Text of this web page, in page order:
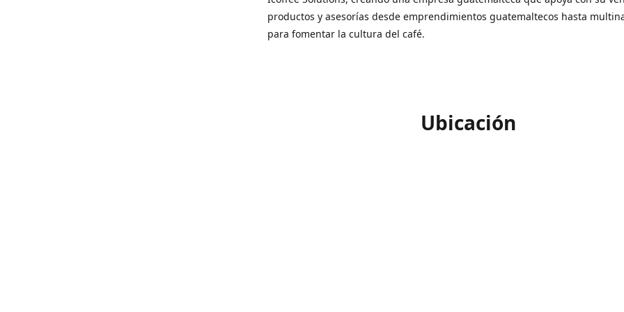
productos y asesorías desde emprendimientos guatemaltecos hasta
para fomentar la cultura del café.
Ubicación